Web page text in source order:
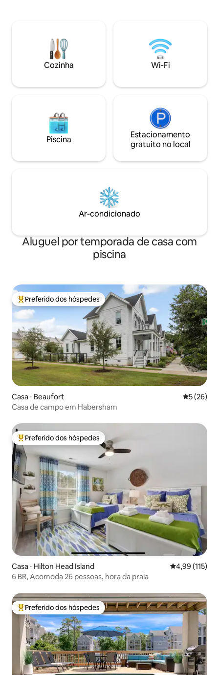
5 minutos da Base Marinha da Ilha de
Paris, a uma hora de carro do Parque
Estadual da Ilha Hunting, Ace Basin
Tours, Hilton Head Island, Savannah e
em Battery Creek!
Spanish Moss
Marinha da Ilha
Cozinha Wi-Fi
Piscina
Estacionamento
gratuito no local
Ar-condicionado
Aluguel por temporada de casa com
piscina
Entre os melhores preferidos dos hóspedes
Preferido dos hóspedes
Casa ⋅ Beaufort 5 de uma
5 (26)
Casa de campo em Habersham
Entre os melhores preferidos dos hóspedes
Preferido dos hóspedes
Casa ⋅ Hilton Head Island 4,99 de uma
4,99 (115)
6 BR, Acomoda 26 pessoas, hora da praia
Entre os melhores preferidos dos hóspedes
Preferido dos hóspedes